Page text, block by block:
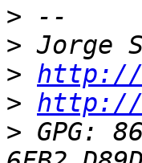
>
>
> http://
> http://
> GPG: